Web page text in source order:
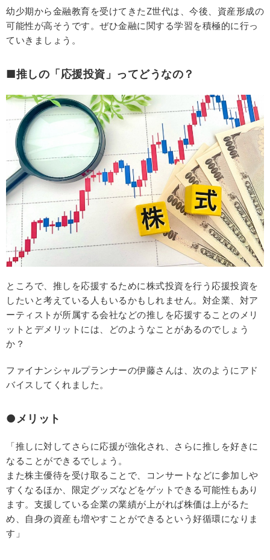
幼少期から金融教育を受けてきたZ世代は、今後、資産形成の
可能性が高そうです。ぜひ金融に関する学習を積極的に行っ
ていきましょう。
■推しの「応援投資」ってどうなの？
ところで、推しを応援するために株式投資を行う応援投資を
したいと考えている人もいるかもしれません。対企業、対ア
ーティストが所属する会社などの推しを応援することのメリ
ットとデメリットには、どのようなことがあるのでしょう
か？
ファイナンシャルプランナーの伊藤さんは、次のようにアド
バイスしてくれました。
●メリット
「推しに対してさらに応援が強化され、さらに推しを好きに
なることができるでしょう。
また株主優待を受け取ることで、コンサートなどに参加しや
すくなるほか、限定グッズなどをゲットできる可能性もあり
ます。支援している企業の業績が上がれば株価は上がるた
め、自身の資産も増やすことができるという好循環になりま
す」